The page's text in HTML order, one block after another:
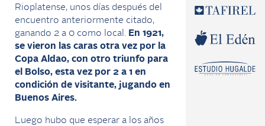
Rioplatense, unos días después del
encuentro anteriormente citado,
ganando 2 a 0 como local. En 1921,
se vieron las caras otra vez por la
Copa Aldao, con otro triunfo para
el Bolso, esta vez por 2 a 1 en
condición de visitante, jugando en
Buenos Aires.
Luego hubo que esperar a los años